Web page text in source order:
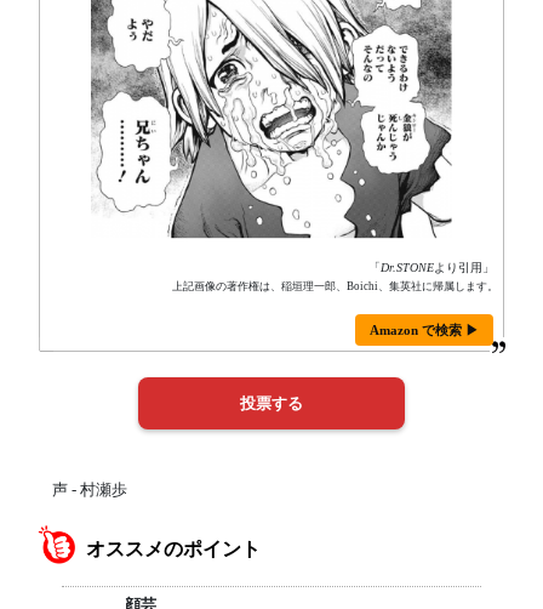
「Dr.STONEより引用」
上記画像の著作権は、稲垣理一郎、Boichi、集英社に帰属します。
Amazon で検索 ▶
声 - 村瀬歩
オススメのポイント
顔芸